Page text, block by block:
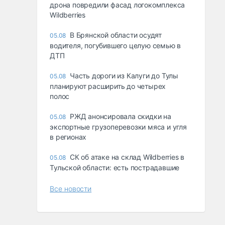
дрона повредили фасад логокомплекса
Wildberries
05.08 В Брянской области осудят
водителя, погубившего целую семью в
ДТП
05.08 Часть дороги из Калуги до Тулы
планируют расширить до четырех
полос
05.08 РЖД анонсировала скидки на
экспортные грузоперевозки мяса и угля
в регионах
05.08 СК об атаке на склад Wildberries в
Тульской области: есть пострадавшие
Все новости